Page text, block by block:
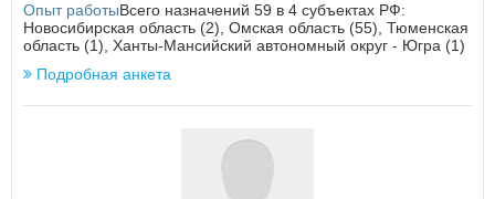
Опыт работыВсего назначений 59 в 4 субъектах РФ:
Новосибирская область (2), Омская область (55), Тюменская
область (1), Ханты-Мансийский автономный округ - Югра (1)
Подробная анкета